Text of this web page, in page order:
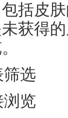
括皮
获得
选
览